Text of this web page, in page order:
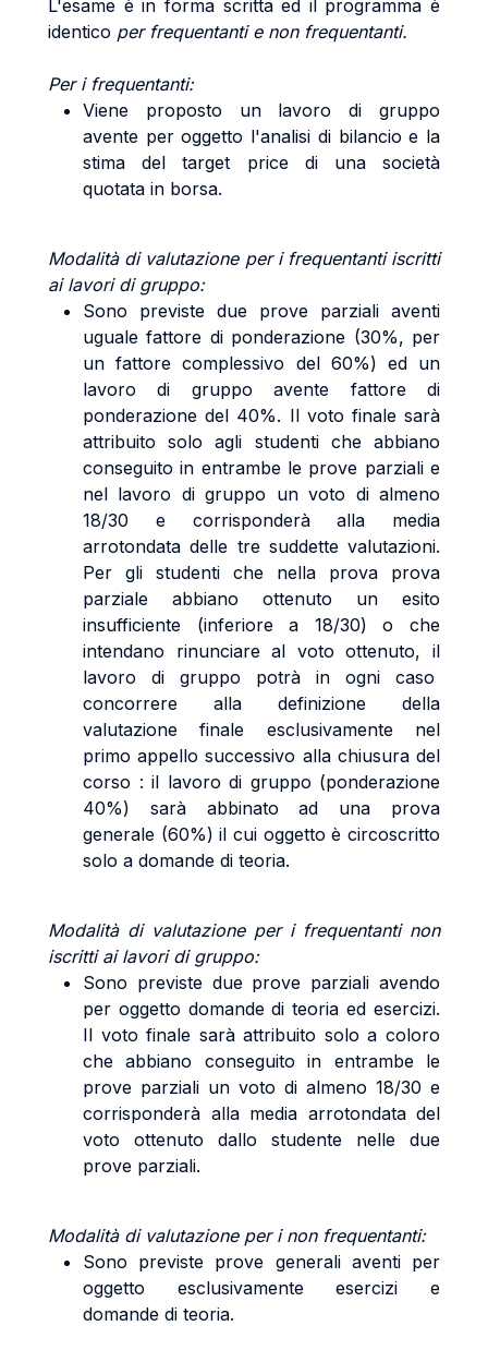
L'esame è in forma scritta ed il programma è
identico per frequentanti e non frequentanti.
Per i frequentanti:
Viene proposto un lavoro di gruppo
avente per oggetto l'analisi di bilancio e la
stima del target price di una società
quotata in borsa.
Modalità di valutazione per i frequentanti iscritti
ai lavori di gruppo:
Sono previste due prove parziali aventi
uguale fattore di ponderazione (30%, per
un fattore complessivo del 60%) ed un
lavoro di gruppo avente fattore di
ponderazione del 40%. Il voto finale sarà
attribuito solo agli studenti che abbiano
conseguito in entrambe le prove parziali e
nel lavoro di gruppo un voto di almeno
18/30 e corrisponderà alla media
arrotondata delle tre suddette valutazioni.
Per gli studenti che nella prova prova
parziale abbiano ottenuto un esito
insufficiente (inferiore a 18/30) o che
intendano rinunciare al voto ottenuto, il
lavoro di gruppo potrà in ogni caso
concorrere alla definizione della
valutazione finale esclusivamente nel
primo appello successivo alla chiusura del
corso : il lavoro di gruppo (ponderazione
40%) sarà abbinato ad una prova
generale (60%) il cui oggetto è circoscritto
solo a domande di teoria.
Modalità di valutazione per i frequentanti non
iscritti ai lavori di gruppo:
Sono previste due prove parziali avendo
per oggetto domande di teoria ed esercizi.
Il voto finale sarà attribuito solo a coloro
che abbiano conseguito in entrambe le
prove parziali un voto di almeno 18/30 e
corrisponderà alla media arrotondata del
voto ottenuto dallo studente nelle due
prove parziali.
Modalità di valutazione per i non frequentanti:
Sono previste prove generali aventi per
oggetto esclusivamente esercizi e
domande di teoria.